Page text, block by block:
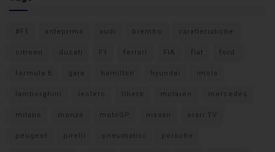
#F1 anteprima audi brembo caratteristiche
citroen ducati F1 ferrari FIA fiat ford
formula E gara hamilton hyundai imola
lamborghini leclerc libere mclaren mercedes
milano monza motoGP nissan orari TV
peugeot pirelli pneumatici porsche